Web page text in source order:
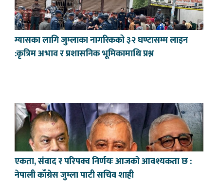
ग्यासका लागि जुम्लाका नागरिकको ३२ घण्टासम्म लाइन
:कृत्रिम अभाव र प्रशासनिक भूमिकामाथि प्रश्न
एकता, संवाद र परिपक्व निर्णयः आजको आवश्यकता छ :
नेपाली काँग्रेस जुम्ला पाटी सचिव शाही